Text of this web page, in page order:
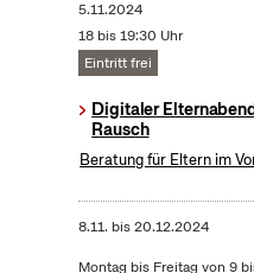
5.11.2024
18 bis 19:30 Uhr
Eintritt frei
Digitaler
Rausch
Beratung für Eltern im
8.11. bis20.12.2024
Montag bis Freitag von 9